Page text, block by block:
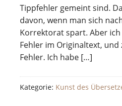
Tippfehler gemeint sind.
davon, wenn man sich
Korrektorat spart. Aber
Fehler im Originaltext,
Fehler. Ich habe […]
Kategorie: Kunst des